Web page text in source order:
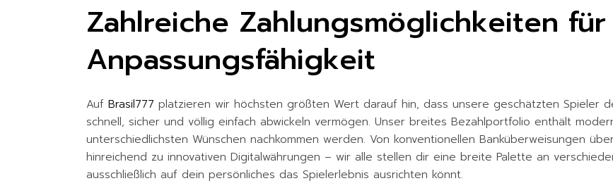
Zahlreiche Zahlungsmöglichkeiten
Anpassungsfähigkeit
Auf Brasil777 platzieren wir höchsten größten Wert darauf hin, dass unsere geschätzten Spieler
schnell, sicher und völlig einfach abwickeln vermögen. Unser breites Bezahlportfolio enthält
unterschiedlichsten Wünschen nachkommen werden. Von konventionellen Banküberweisungen
hinreichend zu innovativen Digitalwährungen – wir alle stellen dir eine breite Palette an
ausschließlich auf dein persönliches das Spielerlebnis ausrichten könnt.